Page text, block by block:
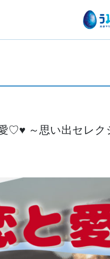
♡♥ ～思い出セレク